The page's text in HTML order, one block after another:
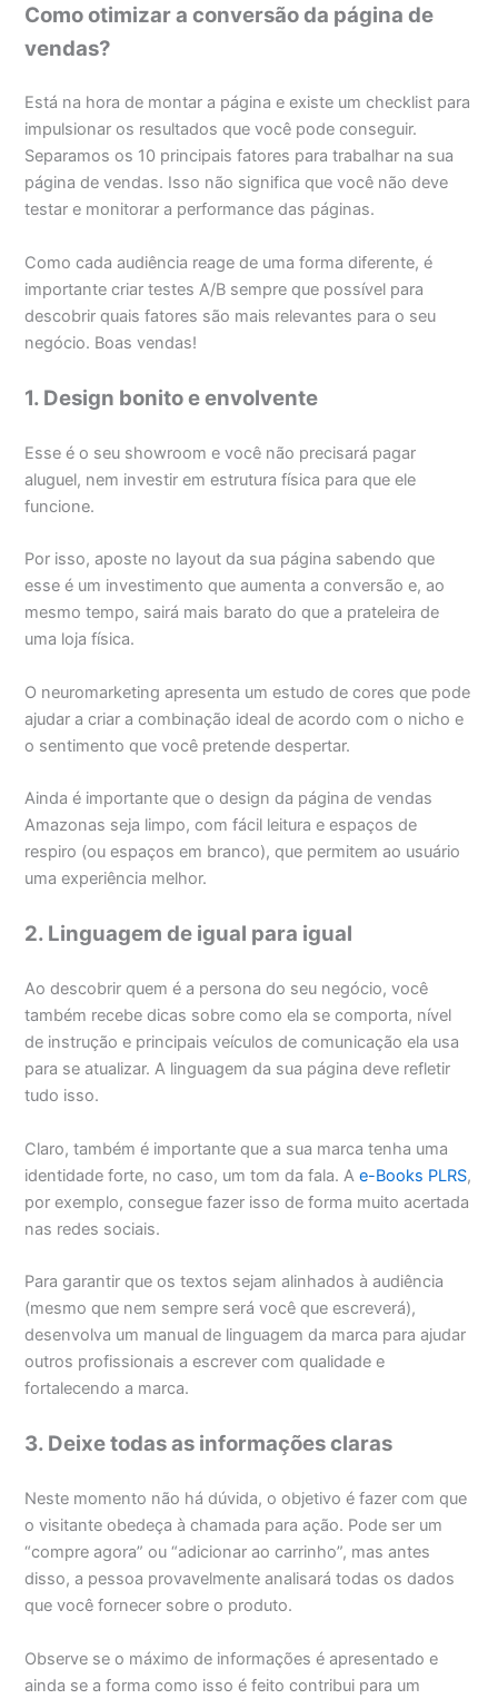
Como otimizar a conversão da página de
vendas?
Está na hora de montar a página e existe um checklist para
impulsionar os resultados que você pode conseguir.
Separamos os 10 principais fatores para trabalhar na sua
página de vendas. Isso não significa que você não deve
testar e monitorar a performance das páginas.
Como cada audiência reage de uma forma diferente, é
importante criar testes A/B sempre que possível para
descobrir quais fatores são mais relevantes para o seu
negócio. Boas vendas!
1. Design bonito e envolvente
Esse é o seu showroom e você não precisará pagar
aluguel, nem investir em estrutura física para que ele
funcione.
Por isso, aposte no layout da sua página sabendo que
esse é um investimento que aumenta a conversão e, ao
mesmo tempo, sairá mais barato do que a prateleira de
uma loja física.
O neuromarketing apresenta um estudo de cores que pode
ajudar a criar a combinação ideal de acordo com o nicho e
o sentimento que você pretende despertar.
Ainda é importante que o design da página de vendas
Amazonas seja limpo, com fácil leitura e espaços de
respiro (ou espaços em branco), que permitem ao usuário
uma experiência melhor.
2. Linguagem de igual para igual
Ao descobrir quem é a persona do seu negócio, você
também recebe dicas sobre como ela se comporta, nível
de instrução e principais veículos de comunicação ela usa
para se atualizar. A linguagem da sua página deve refletir
tudo isso.
Claro, também é importante que a sua marca tenha uma
identidade forte, no caso, um tom da fala. Ae-Books PLRS,
por exemplo, consegue fazer isso de forma muito acertada
nas redes sociais.
Para garantir que os textos sejam alinhados à audiência
(mesmo que nem sempre será você que escreverá),
desenvolva um manual de linguagem da marca para ajudar
outros profissionais a escrever com qualidade e
fortalecendo a marca.
3. Deixe todas as informações claras
Neste momento não há dúvida, o objetivo é fazer com que
o visitante obedeça à chamada para ação. Pode ser um
“compre agora” ou “adicionar ao carrinho”, mas antes
disso, a pessoa provavelmente analisará todas os dados
que você fornecer sobre o produto.
Observe se o máximo de informações é apresentado e
ainda se a forma como isso é feito contribui para um